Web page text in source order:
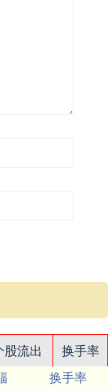
股流出
换手率
换手率